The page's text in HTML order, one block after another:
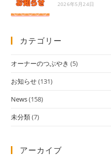
2026年5月24日
カテゴリー
オーナーのつぶやき (5)
お知らせ(131)
News(158)
未分類(7)
アーカイブ